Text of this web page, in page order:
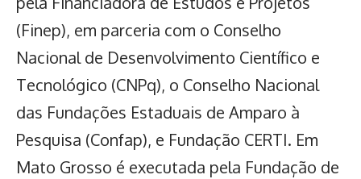
(Finep), em parceria com o Conselho
Nacional de Desenvolvimento Científico e
Tecnológico (CNPq), o Conselho Nacional
das Fundações Estaduais de Amparo à
Pesquisa (Confap), e Fundação CERTI. Em
Mato Grosso é executada pela Fundação de